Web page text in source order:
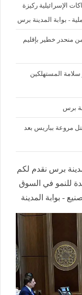
الإسرائيلية ركيزة
- بوابة المدينة برس
منحدر خطير بإقليم
المستهلكين
برس
مروعة بباريس بعد
برس نقدم لكم
للنمو في السوق
- بوابة المدينة